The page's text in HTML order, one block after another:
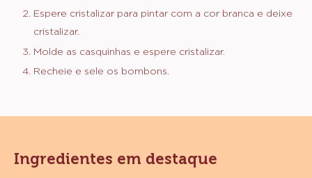
Espere cristalizar para pintar com a cor branca e deixe
cristalizar.
Molde as casquinhas e espere cristalizar.
Recheie e sele os bombons.
Ingredientes em destaque